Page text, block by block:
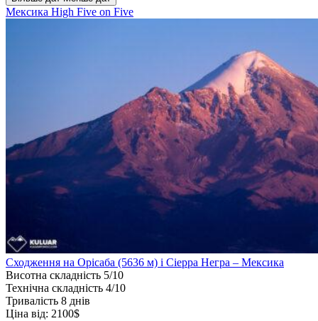
Мексика High Five on Five
Сходження на Орісаба (5636 м) і Сіерра Негра – Мексика
Висотна складність 5/10
Технічна складність 4/10
Тривалість 8 днів
Ціна від: 2100$